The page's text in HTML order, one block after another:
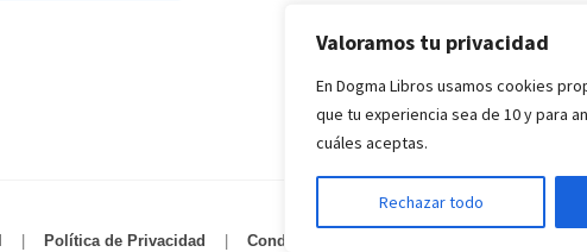
Valoramos tu privacidad
En Dogma Libros usamos cookies
que tu experiencia sea de 10 y para
cuáles aceptas.
Rechazar todo
Política de Privacidad Condiciones de Compra